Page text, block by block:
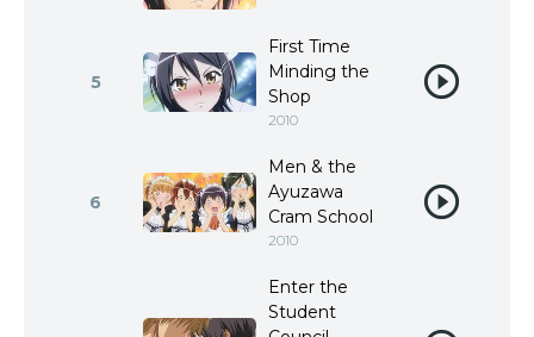
5
First Time
Minding the
Shop
2010
6
Men & the
Ayuzawa
Cram School
2010
Enter the
Student